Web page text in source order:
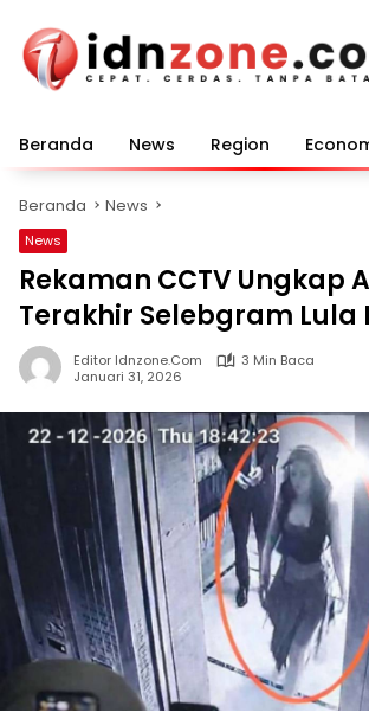
konten
Beranda News Region
Beranda News
News
Rekaman CCTV Ungkap
Terakhir Selebgram Lula
Editor Idnzone.com
3 Min Baca
Januari 31, 2026